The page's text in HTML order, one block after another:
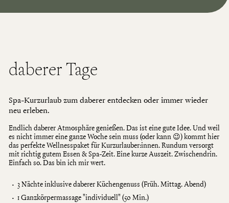
daberer Tage
Spa-Kurzurlaub zum daberer entdecken oder immer wieder
neu erleben.
Endlich daberer Atmosphäre genießen. Das ist eine gute Idee. Und weil
es nicht immer eine ganze Woche sein muss (oder kann 😉) kommt hier
das perfekte Wellnesspaket für Kurzurlauber:innen. Rundum versorgt
mit richtig gutem Essen & Spa-Zeit. Eine kurze Auszeit. Zwischendrin.
Einfach so. Das bin ich mir wert.
3 Nächte inklusive daberer Küchengenuss (Früh. Mittag. Abend)
1 Ganzkörpermassage "individuell" (50 Min.)